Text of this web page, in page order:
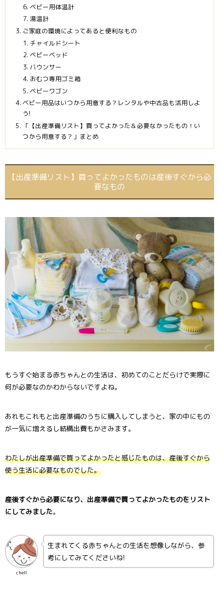
ベビー用体温計
湯温計
ご家庭の環境によってあると便利なもの
チャイルドシート
ベビーベッド
バウンサー
おむつ専用ゴミ箱
ベビーワゴン
ベビー用品はいつから用意する？レンタルや中古品も活用しよ
う!
「【出産準備リスト】買ってよかった＆必要なかったもの！い
つから用意する？」まとめ
【出産準備リスト】買ってよかったものは産後すぐから必
要なもの
もうすぐ始まる赤ちゃんとの生活は、初めてのことだらけで実際に
何が必要なのかわからないですよね。
あれもこれもと出産準備のうちに購入してしまうと、家の中にもの
が一気に増えるし結構出費もかさみます。
わたしが出産準備で買ってよかったと感じたものは、産後すぐから
使う生活に必要なものでした。
産後すぐから必要になり、出産準備で買ってよかったものをリスト
にしてみました。
chell
生まれてくる赤ちゃんとの生活を想像しながら、参
考にしてみてくださいね!